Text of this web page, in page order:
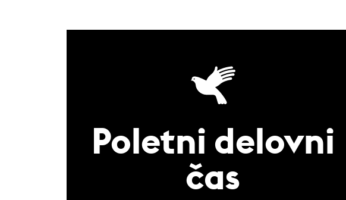
Poletni delovni
čas